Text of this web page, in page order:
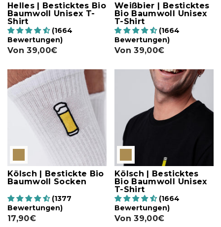
Helles | Besticktes Bio
Baumwoll Unisex T-
Shirt
(1664
Bewertungen)
Von 39,00€
Weißbier | Besticktes
Bio Baumwoll Unisex
T-Shirt
(1664
Bewertungen)
Von 39,00€
Kölsch | Bestickte Bio
Baumwoll Socken
(1377
Bewertungen)
17,90€
Kölsch | Besticktes
Bio Baumwoll Unisex
T-Shirt
(1664
Bewertungen)
Von 39,00€